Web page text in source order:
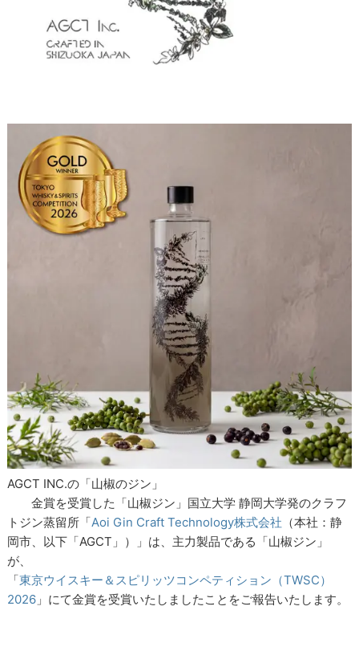
AGCT INC.の「山椒のジン」
金賞を受賞した「山椒ジン」国立大学 静岡大学発のクラフ
トジン蒸留所「Aoi Gin Craft Technology株式会社 （本社：静
岡市、以下「AGCT」）」は、主力製品である「山椒ジン」
が、
「東京ウイスキー＆スピリッツコンペティション（TWSC）
2026 」にて金賞を受賞いたしましたことをご報告いたします。